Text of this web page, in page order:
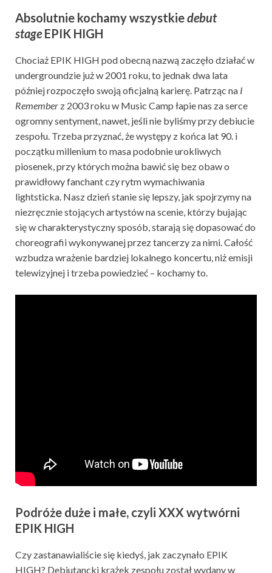
Absolutnie kochamy wszystkiedebut
stageEPIK HIGH
Chociaż EPIK HIGH pod obecną nazwą zaczęło działaćw
undergroundzie już w 2001 roku, to jednak dwa lata
później rozpoczęło swoją oficjalną karierę. Patrząc na I
Remember z 2003 roku w Music Camp łapie nas za serce
ogromny sentyment, nawet, jeśli nie byliśmy przy debiucie
zespołu. Trzeba przyznać, że występy z końca lat 90. i
początku millenium to masa podobnie urokliwych
piosenek, przy których można bawić się bez obaw o
prawidłowy fanchant czy rytm wymachiwania
lightsticka. Nasz dzień stanie się lepszy, jak spojrzymy na
niezręcznie stojących artystów na scenie, którzy bujając
się w charakterystyczny sposób,starają się dopasować do
choreografii wykonywanej przez tancerzy za nimi.Całość
wzbudza wrażenie bardziej lokalnego koncertu, niż emisji
telewizyjnej i trzeba powiedzieć – kochamy to.
Podróże duże i małe, czyli XXX wytwórni
EPIK HIGH
Czy zastanawialiście się kiedyś, jak zaczynało EPIK
HIGH? Debiutancki krążek zespołu został wydany w